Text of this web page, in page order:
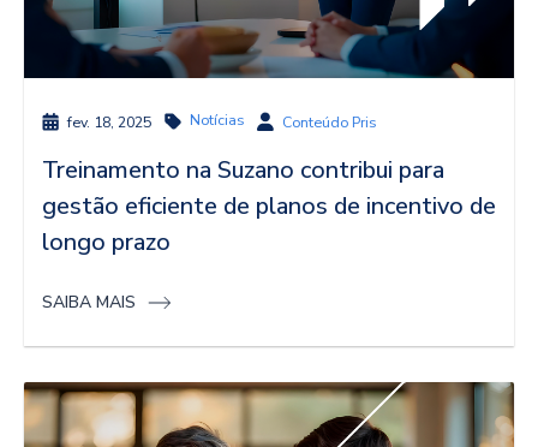
fev. 18, 2025 Notícias Conteúdo Pris
Treinamento na Suzano contribui para
gestão eficiente de planos de incentivo de
longo prazo
SAIBA MAIS